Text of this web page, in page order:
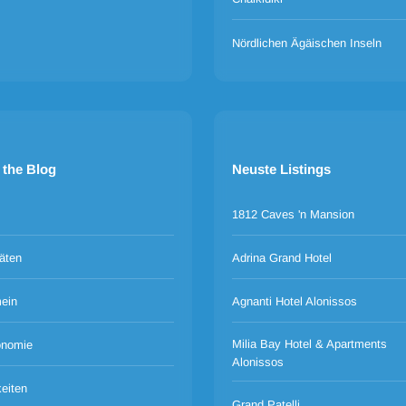
Nördlichen Ägäischen Inseln
the Blog Neuste Listings
1812 Caves 'n Mansion
Adrina Grand Hotel
Agnanti Hotel Alonissos
Milia Bay Hotel & Apartments
Alonissos